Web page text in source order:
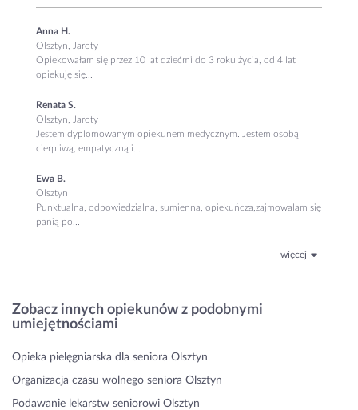
Anna H.
Olsztyn, Jaroty
Opiekowałam się przez 10 lat dziećmi do 3 roku życia, od 4 lat
opiekuję się...
Renata S.
Olsztyn, Jaroty
Jestem dyplomowanym opiekunem medycznym. Jestem osobą
cierpliwą, empatyczną i...
Ewa B.
Olsztyn
Punktualna, odpowiedzialna, sumienna, opiekuńcza,zajmowalam się
panią po...
więcej
Zobacz innych opiekunów z podobnymi
umiejętnościami
Opieka pielęgniarska dla seniora Olsztyn
Organizacja czasu wolnego seniora Olsztyn
Podawanie lekarstw seniorowi Olsztyn